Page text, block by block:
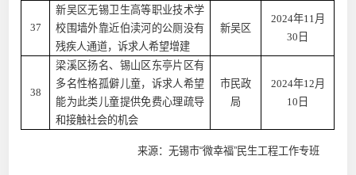
37
新吴区无锡卫生高等职业技术学
校围墙外靠近伯渎河的公厕没有
残疾人通道，诉求人希望增建
新吴区
2024年11月
30日
38
梁溪区扬名、锡山区东亭片区有
多名性格孤僻儿童，诉求人希望
能为此类儿童提供免费心理疏导
和接触社会的机会
市民政
局
2024年12月
10日
来源：无锡市“微幸福”民生工程工作专班